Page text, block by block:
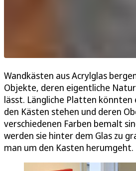
Wandkästen aus Acrylglas
Objekte, deren eigentliche
lässt. Längliche Platten könnten
den Kästen stehen und deren
verschiedenen Farben bemalt
werden sie hinter dem Glas zu
man um den Kasten herumgeht.